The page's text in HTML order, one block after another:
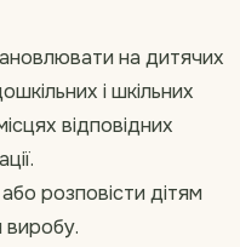
на дитячих
і шкільних
відповідних
розповісти дітям